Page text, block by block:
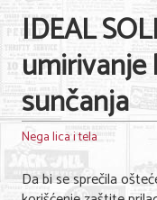
Nega lica i tela
Shopping
Sve za venčanje
Sve za decu
Kuća i bašta
IDEAL
umirivanje
sunčanja
Nega lica i tela
Da bi se sprečila